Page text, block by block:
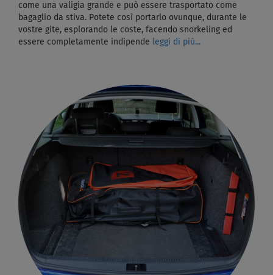
come una valigia grande e può essere trasportato come
bagaglio da stiva. Potete così portarlo ovunque, durante le
vostre gite, esplorando le coste, facendo snorkeling ed
essere completamente indipende leggi di più...